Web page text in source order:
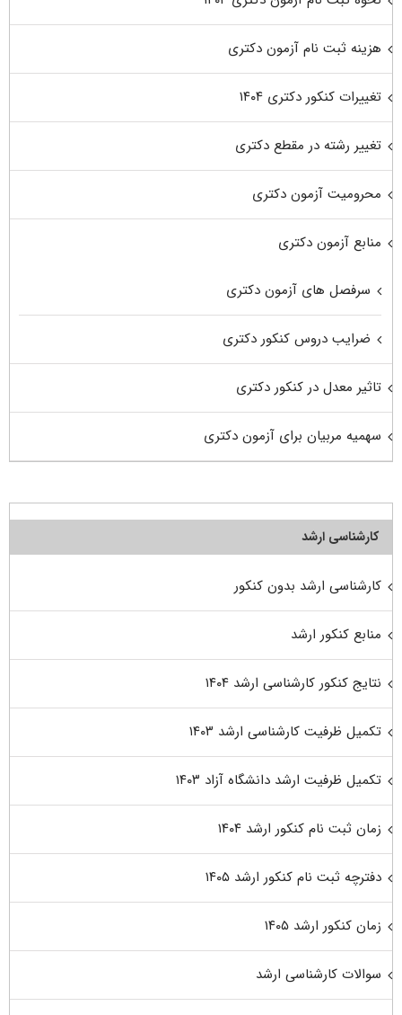
هزینه ثبت نام آزمون دکتری
تغییرات کنکور دکتری ۱۴۰۴
تغییر رشته در مقطع دکتری
محرومیت آزمون دکتری
منابع آزمون دکتری
سرفصل های آزمون دکتری
ضرایب دروس کنکور دکتری
تاثیر معدل در کنکور دکتری
سهمیه مربیان برای آزمون دکتری
کارشناسی ارشد
کارشناسی ارشد بدون کنکور
منابع کنکور ارشد
نتایج کنکور کارشناسی ارشد ۱۴۰۴
تکمیل ظرفیت کارشناسی ارشد ۱۴۰۳
تکمیل ظرفیت ارشد دانشگاه آزاد ۱۴۰۳
زمان ثبت نام کنکور ارشد ۱۴۰۴
دفترچه ثبت نام کنکور ارشد ۱۴۰۵
زمان کنکور ارشد ۱۴۰۵
سوالات کارشناسی ارشد